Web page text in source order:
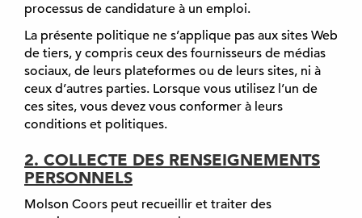
processus de candidature à un emploi.
La présente politique ne s’applique pas aux sites Web
de tiers, y compris ceux des fournisseurs de médias
sociaux, de leurs plateformes ou de leurs sites, ni à
ceux d’autres parties. Lorsque vous utilisez l’un de
ces sites, vous devez vous conformer à leurs
conditions et politiques.
2. COLLECTE DES RENSEIGNEMENTS
PERSONNELS
Molson Coors peut recueillir et traiter des